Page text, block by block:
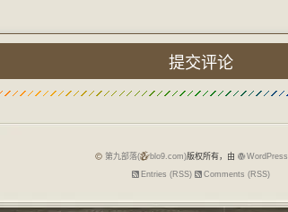
第九部落( blo9.com)版权所有，由 WordPress
Entries (RSS)
Comments (RSS)